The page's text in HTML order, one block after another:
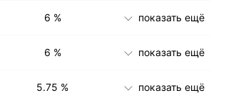
6 % показать ещё
6 % показать ещё
5.75 % показать ещё